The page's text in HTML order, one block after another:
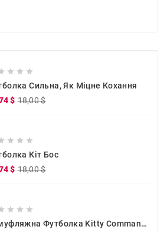
  
Сильна, Як Міцне Кохання
$ 18,00 $
  
Кіт Бос
$ 18,00 $
  
Камуфляжна Футболка Kitty Commander